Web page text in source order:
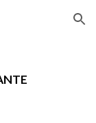
Skip to navigation